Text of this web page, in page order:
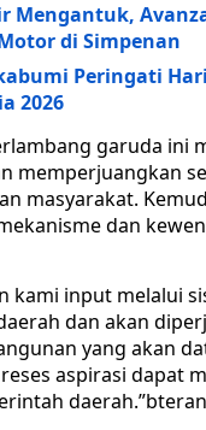
Mengantuk,
di Simpenan
Peringati
2026
garuda ini
memperjuangkan
masyarakat.
dan
kami input melalui
dan akan
yang akan
aspirasi dapat